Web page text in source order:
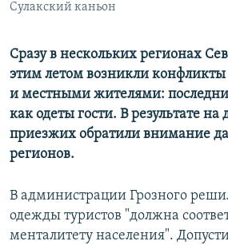
Сулакский каньон
Сразу в нескольких регионах
этим летом возникли
и местными жителями:
как одеты гости. В результате на
приезжих обратили внимание
регионов.
В администрации Грозного
одежды туристов "должна
менталитету населения".